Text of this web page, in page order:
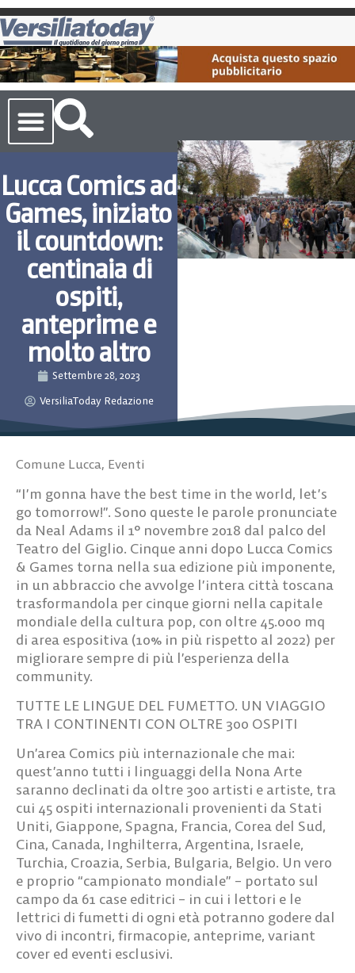
Lucca Comics ad
Games, iniziato
il countdown:
centinaia di
ospiti,
anteprime e
molto altro
Settembre 28, 2023
VersiliaToday Redazione
Comune Lucca, Eventi
“I’m gonna have the best time in the world, let’s
go tomorrow!”. Sono queste le parole pronunciate
da Neal Adams il 1° novembre 2018 dal palco del
Teatro del Giglio. Cinque anni dopo Lucca Comics
& Games torna nella sua edizione più imponente,
in un abbraccio che avvolge l’intera città toscana
trasformandola per cinque giorni nella capitale
mondiale della cultura pop, con oltre 45.000 mq
di area espositiva (10% in più rispetto al 2022) per
migliorare sempre di più l’esperienza della
community.
TUTTE LE LINGUE DEL FUMETTO. UN VIAGGIO
TRA I CONTINENTI CON OLTRE 300 OSPITI
Un’area Comics più internazionale che mai:
quest’anno tutti i linguaggi della Nona Arte
saranno declinati da oltre 300 artisti e artiste, tra
cui 45 ospiti internazionali provenienti da Stati
Uniti, Giappone, Spagna, Francia, Corea del Sud,
Cina, Canada, Inghilterra, Argentina, Israele,
Turchia, Croazia, Serbia, Bulgaria, Belgio. Un vero
e proprio “campionato mondiale” – portato sul
campo da 61 case editrici – in cui i lettori e le
lettrici di fumetti di ogni età potranno godere dal
vivo di incontri, firmacopie, anteprime, variant
cover ed eventi esclusivi.